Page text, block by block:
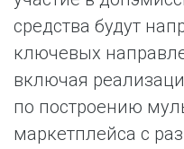
средства будут
ключевых
включая
по построению
маркетплейса с